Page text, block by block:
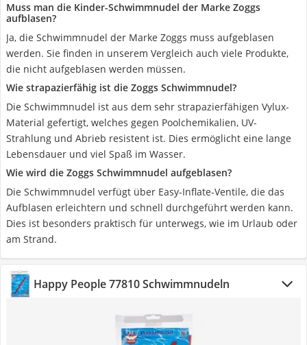
Muss man die Kinder-Schwimmnudel der Marke Zoggs
aufblasen?
Ja, die Schwimmnudel der Marke Zoggs muss aufgeblasen
werden. Sie finden in unserem Vergleich auch viele Produkte,
die nicht aufgeblasen werden müssen.
Wie strapazierfähig ist die Zoggs Schwimmnudel?
Die Schwimmnudel ist aus dem sehr strapazierfähigen Vylux-
Material gefertigt, welches gegen Poolchemikalien, UV-
Strahlung und Abrieb resistent ist. Dies ermöglicht eine lange
Lebensdauer und viel Spaß im Wasser.
Wie wird die Zoggs Schwimmnudel aufgeblasen?
Die Schwimmnudel verfügt über Easy-Inflate-Ventile, die das
Aufblasen erleichtern und schnell durchgeführt werden kann.
Dies ist besonders praktisch für unterwegs, wie im Urlaub oder
am Strand.
Happy People 77810 Schwimmnudeln